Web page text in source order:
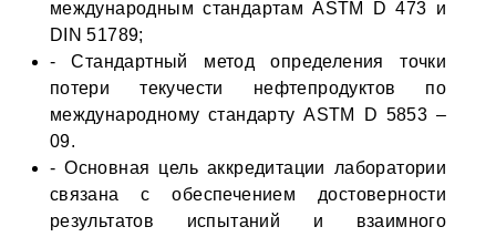
международным стандартам ASTM D 473 и
DIN 51789;
- Стандартный метод определения точки
потери текучести нефтепродуктов по
международному стандарту ASTM D 5853 –
09.
- Основная цель аккредитации лаборатории
связана с обеспечением достоверности
результатов испытаний и взаимного